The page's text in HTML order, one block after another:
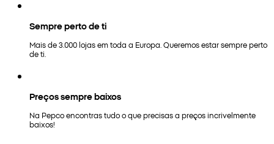
Sempre perto de ti
Mais de 3.000 lojas em toda a Europa. Queremos estar sempre perto
de ti.
Preços sempre baixos
Na Pepco encontras tudo o que precisas a preços incrivelmente
baixos!